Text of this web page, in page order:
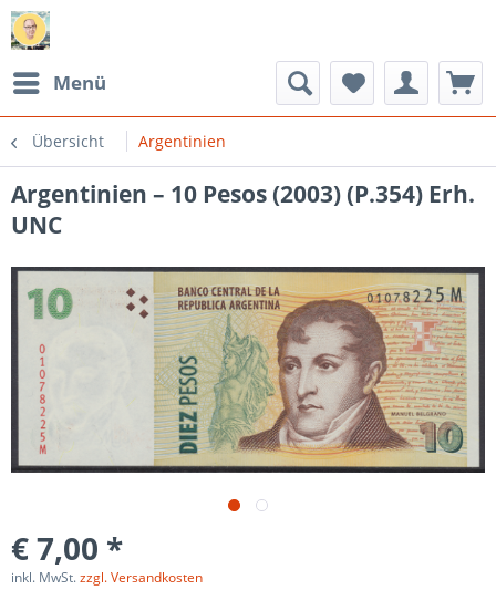
Menü
Übersicht Argentinien
Argentinien – 10 Pesos (2003) (P.354) Erh.
UNC
€ 7,00 *
inkl. MwSt.zzgl. Versandkosten